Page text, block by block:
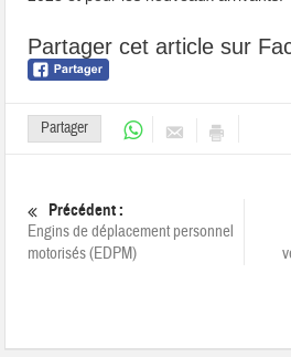
Partager cet article sur
Partager
Précédent :
Engins de déplacement personnel
motorisés (EDPM)